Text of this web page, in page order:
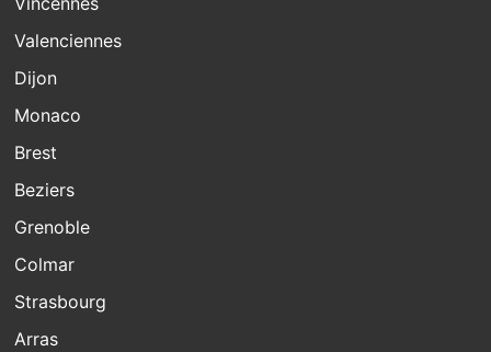
Valenciennes
Dijon
Monaco
Brest
Beziers
Grenoble
Colmar
Strasbourg
Arras